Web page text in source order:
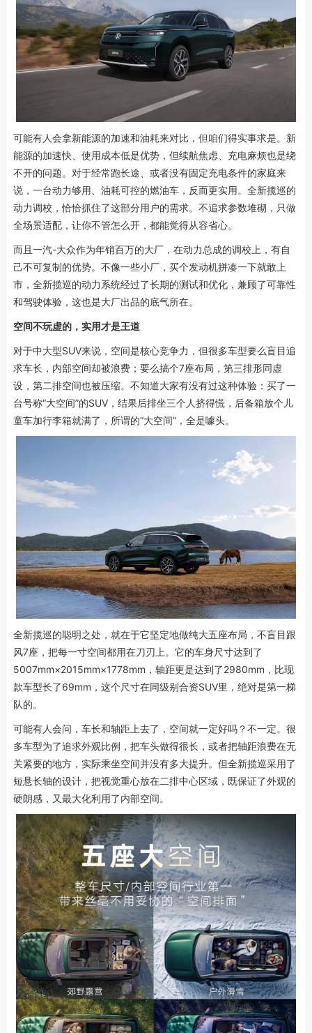
可能有人会拿新能源的加速和油耗来对比，但咱们得实事求是。新
能源的加速快、使用成本低是优势，但续航焦虑、充电麻烦也是绕
不开的问题。对于经常跑长途、或者没有固定充电条件的家庭来
说，一台动力够用、油耗可控的燃油车，反而更实用。全新揽巡的
动力调校，恰恰抓住了这部分用户的需求。不追求参数堆砌，只做
全场景适配，让你不管怎么开，都能觉得从容省心。
而且一汽-大众作为年销百万的大厂，在动力总成的调校上，有自
己不可复制的优势。不像一些小厂，买个发动机拼凑一下就敢上
市，全新揽巡的动力系统经过了长期的测试和优化，兼顾了可靠性
和驾驶体验，这也是大厂出品的底气所在。
空间不玩虚的，实用才是王道
对于中大型SUV来说，空间是核心竞争力，但很多车型要么盲目追
求车长，内部空间却被浪费；要么搞个7座布局，第三排形同虚
设，第二排空间也被压缩。不知道大家有没有过这种体验：买了一
台号称“大空间”的SUV，结果后排坐三个人挤得慌，后备箱放个儿
童车加行李箱就满了，所谓的“大空间”，全是噱头。
全新揽巡的聪明之处，就在于它坚定地做纯大五座布局，不盲目跟
风7座，把每一寸空间都用在刀刃上。它的车身尺寸达到了
5007mm×2015mm×1778mm，轴距更是达到了2980mm，比现
款车型长了69mm，这个尺寸在同级别合资SUV里，绝对是第一梯
队的。
可能有人会问，车长和轴距上去了，空间就一定好吗？不一定。很
多车型为了追求外观比例，把车头做得很长，或者把轴距浪费在无
关紧要的地方，实际乘坐空间并没有多大提升。但全新揽巡采用了
短悬长轴的设计，把视觉重心放在二排中心区域，既保证了外观的
硬朗感，又最大化利用了内部空间。